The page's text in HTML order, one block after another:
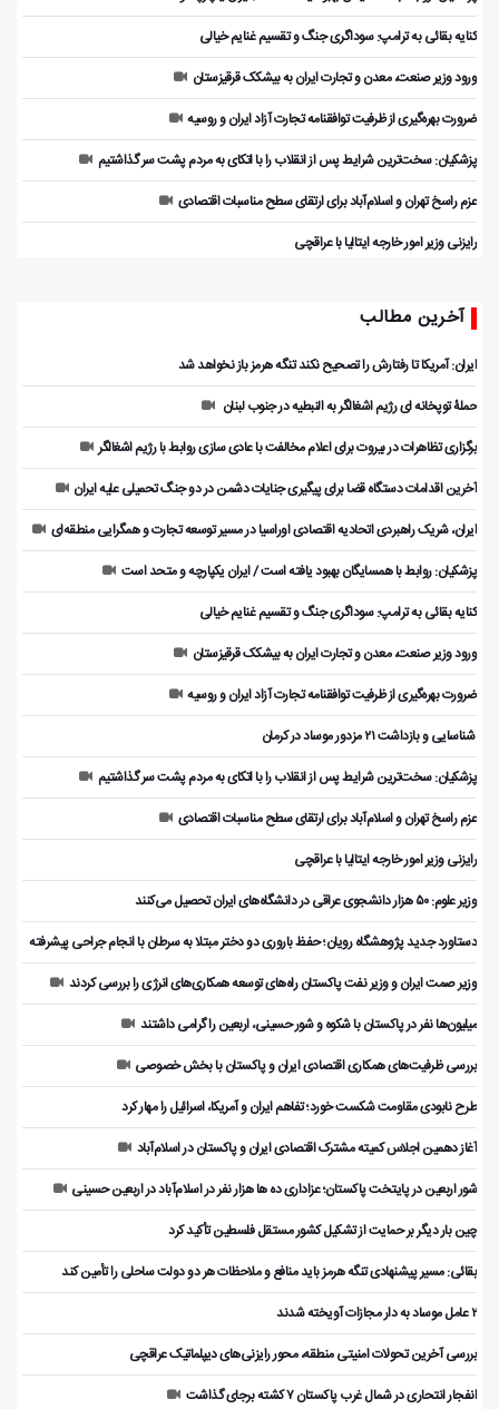
کنایه بقائی به ترامپ: سوداگری جنگ و تقسیم غنایم خیالی
ورود وزیر صنعت، معدن و تجارت ایران به بیشکک قرقیزستان
ضرورت بهره‌گیری از ظرفیت توافقنامه تجارت آزاد ایران و روسیه
پزشکیان: سخت‌ترین شرایط پس از انقلاب را با اتکای به مردم پشت سر گذاشتیم
عزم راسخ تهران و اسلام‌آباد برای ارتقای سطح مناسبات اقتصادی
رایزنی وزیر امور خارجه ایتالیا با عراقچی
آخرین مطالب
ایران: آمریکا تا رفتارش را تصحیح نکند تنگه هرمز باز نخواهد شد
حملۀ توپخانه ای رژیم اشغالگر به النبطیه در جنوب لبنان
برگزاری تظاهرات در بیروت برای اعلام مخالفت با عادی سازی روابط با رژیم اشغالگر
آخرین اقدامات دستگاه قضا برای پیگیری جنایات دشمن در دو جنگ تحمیلی علیه ایران
ایران، شریک راهبردی اتحادیه اقتصادی اوراسیا در مسیر توسعه تجارت و همگرایی منطقه‌ای
پزشکیان: روابط با همسایگان بهبود یافته است / ایران یکپارچه و متحد است
کنایه بقائی به ترامپ: سوداگری جنگ و تقسیم غنایم خیالی
ورود وزیر صنعت، معدن و تجارت ایران به بیشکک قرقیزستان
ضرورت بهره‌گیری از ظرفیت توافقنامه تجارت آزاد ایران و روسیه
️ شناسایی و بازداشت ۲۱ مزدور موساد در کرمان
پزشکیان: سخت‌ترین شرایط پس از انقلاب را با اتکای به مردم پشت سر گذاشتیم
عزم راسخ تهران و اسلام‌آباد برای ارتقای سطح مناسبات اقتصادی
رایزنی وزیر امور خارجه ایتالیا با عراقچی
وزیر علوم: ۵۰ هزار دانشجوی عراقی در دانشگاه‌های ایران تحصیل می‌کنند
دستاورد جدید پژوهشگاه رویان؛ حفظ باروری دو دختر مبتلا به سرطان با انجام جراحی پیشرفته
وزیر صمت ایران و وزیر نفت پاکستان راه‌های توسعه همکاری‌های انرژی را بررسی کردند
میلیون‌ها نفر در پاکستان با شکوه و شور حسینی، اربعین را گرامی داشتند
بررسی ظرفیت‌های همکاری اقتصادی ایران و پاکستان با بخش خصوصی
طرح نابودی مقاومت شکست خورد؛ تفاهم ایران و آمریکا، اسرائیل را مهار کرد
آغاز دهمین اجلاس کمیته مشترک اقتصادی ایران و پاکستان در اسلام‌آباد
شور اربعین در پایتخت پاکستان؛ عزاداری ده ها هزار نفر در اسلام‌آباد در اربعین حسینی
چین بار دیگر بر حمایت از تشکیل کشور مستقل فلسطین تأکید کرد
بقائی: مسیر پیشنهادی تنگه هرمز باید منافع و ملاحظات هر دو دولت ساحلی را تأمین کند
۲ عامل موساد به دار مجازات آویخته شدند
بررسی آخرین تحولات امنیتی منطقه، محور رایزنی‌های دیپلماتیک عراقچی
انفجار انتحاری در شمال غرب پاکستان ۷ کشته برجای گذاشت